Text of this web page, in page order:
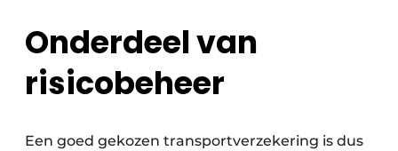
Onderdeel van
risicobeheer
Een goed gekozen transportverzekering is dus